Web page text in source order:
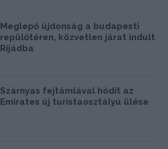
Meglepő újdonság a budapesti
repülőtéren, közvetlen járat indult
Rijádba
Szárnyas fejtámlával hódít az
Emirates új turistaosztályú ülése